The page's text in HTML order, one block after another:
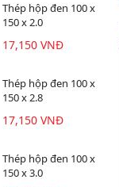
Thép hộp đen 100 x
150 x 2.0
17,150 VNĐ
Thép hộp đen 100 x
150 x 2.8
17,150 VNĐ
Thép hộp đen 100 x
150 x 3.0